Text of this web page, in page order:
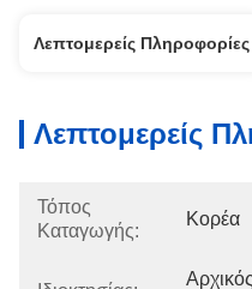
Λεπτομερείς Πληροφορίες
Λεπτομερείς
Τόπος
Καταγωγής:
Κορέα